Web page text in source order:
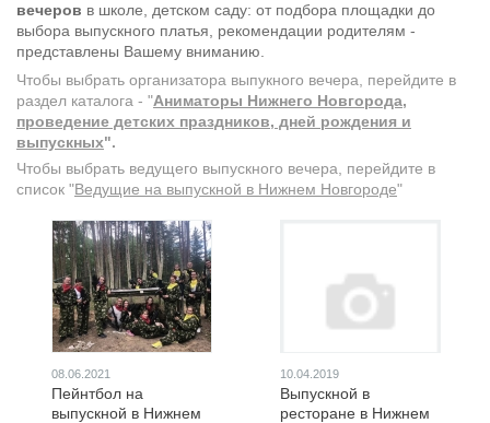
вечеров в школе, детском саду: от подбора площадки до
выбора выпускного платья, рекомендации родителям -
представлены Вашему вниманию.
Чтобы выбрать организатора выпукного вечера, перейдите в
раздел каталога - "Аниматоры Нижнего Новгорода,
проведение детских праздников, дней рождения и
выпускных".
Чтобы выбрать ведущего выпускного вечера, перейдите в
список "Ведущие на выпускной в Нижнем Новгороде"
08.06.2021
Пейнтбол на
выпускной в Нижнем
10.04.2019
Выпускной в
ресторане в Нижнем